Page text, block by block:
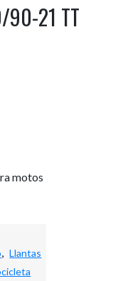
21 TT
motos
, Llantas